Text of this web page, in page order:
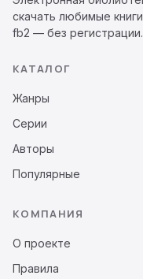
скачать любимые
fb2 — без регистрации.
КАТАЛОГ
Жанры
Серии
Авторы
Популярные
КОМПАНИЯ
О проекте
Правила